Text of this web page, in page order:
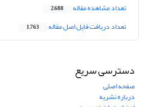
تعداد مشاهده مقاله 2,688
تعداد دریافت فایل اصل مقاله 1,763
دسترسی سریع
صفحه اصلی
درباره نشریه